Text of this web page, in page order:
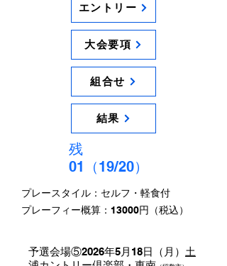
エントリー
大会要項
組合せ
結果
残
01（19/20）
プレースタイル：セルフ・軽食付
​プレーフィー概算：13000円（税込）
予選会場⑤2026年5月18日（月） 土